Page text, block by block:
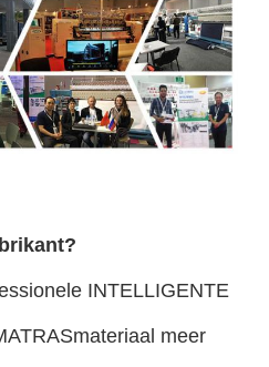
INTELLIGENTE
meer